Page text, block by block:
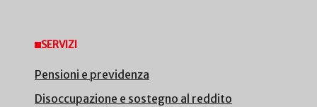
SERVIZI
Pensioni e previdenza
Disoccupazione e sostegno al reddito